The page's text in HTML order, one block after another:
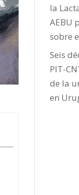
la
AEBU
sobre
Seis
PIT-
de la
en